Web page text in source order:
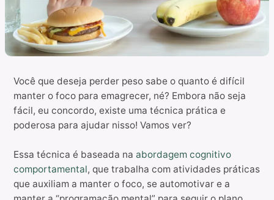
Você que deseja perder peso sabe o quanto é difícil
manter o foco para emagrecer, né? Embora não seja
fácil, eu concordo, existe uma técnica prática e
poderosa para ajudar nisso! Vamos ver?
Essa técnica é baseada naabordagem cognitivo
comportamental, que trabalha com atividades práticas
que auxiliam a manter o foco, se automotivar e a